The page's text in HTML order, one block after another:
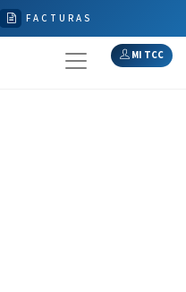
FACTURAS
MI TCC